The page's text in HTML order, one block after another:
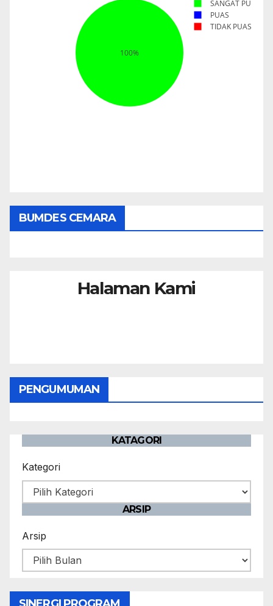
BUMDES CEMARA
Halaman Kami
PENGUMUMAN
KATAGORI
Kategori
ARSIP
Arsip